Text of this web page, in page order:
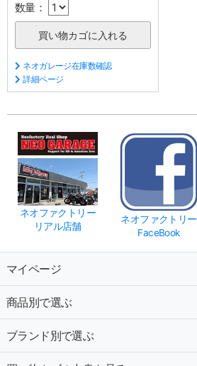
数量：
ネオガレージ在庫数確認
詳細ページ
ネオファクトリー
リアル店舗
ネオファクトリー
FaceBook
マイページ
商品別で選ぶ
ブランド別で選ぶ